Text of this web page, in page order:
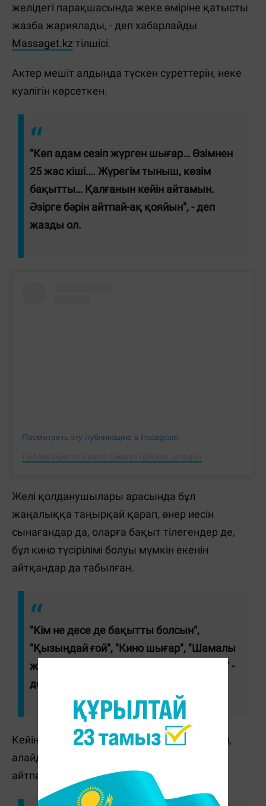
желідегі парақшасында жеке өміріне қатысты
жазба жариялады, - деп хабарлайды
Massaget.kz тілшісі.
Актер мешіт алдында түскен суреттерін, неке
куәлігін көрсеткен.
"Көп адам сезіп жүрген шығар… Өзімнен
25 жас кіші…. Жүрегім тыныш, көзім
бақытты… Қалғанын кейін айтамын.
Әзірге бәрін айтпай-ақ қояйын", - деп
жазды ол.
Посмотреть эту публикацию в Instagram
Желі қолданушылары арасында бұл
жаңалыққа таңырқай қарап, өнер иесін
сынағандар да, оларға бақыт тілегендер де,
бұл кино түсірілімі болуы мүмкін екенін
айтқандар да табылған.
"Кім не десе де бақытты болсын",
"Қызыңдай ғой", "Кино шығар", "Шамалы
жастарыңа сай келетінін алсаңдаршы!" -
деп жазды олар.
Кейінірек актер тағы бір видео жариялаған,
алайда бұл жайттың рас-өтірігін ашық
айтпаған.